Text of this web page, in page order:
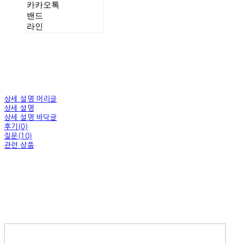
카카오톡
밴드
라인
상세 설명 머리글
상세 설명
상세 설명 바닥글
후기(0)
질문(10)
관련 상품